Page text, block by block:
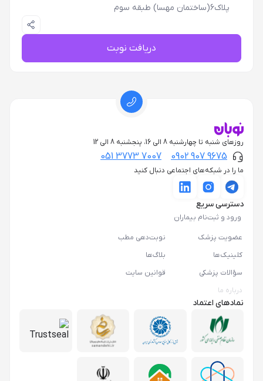
پلاک6(ساختمان مهسا) طبقه سوم
دریافت نوبت
روزهای شنبه تا چهارشنبه 8 الی 16، پنجشنبه 8 الی 12
0902 907 9675
051 3773 7007
ما را در شبکه‌های اجتماعی دنبال کنید
دسترسی سریع
ورود و ثبت‌نام بیماران
عضویت پزشک
نوبت‌دهی مطب
کلینیک‌ها
بلاگ‌ها
سؤالات پزشکی
قوانین سایت
درباره ما
نمادهای اعتماد